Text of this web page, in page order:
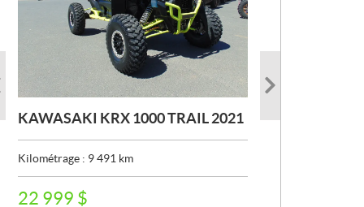
KAWASAKI KRX 1000 TRAIL 2021
Kilométrage : 9 491 km
P
22 999 $
KAWASAKI TERYX 2016
Kilométrage : 39 162km
P
6 899 $
KAWASAKI KLE 500 SE 2026
Kilométrage : 911 km
P
8 499 $